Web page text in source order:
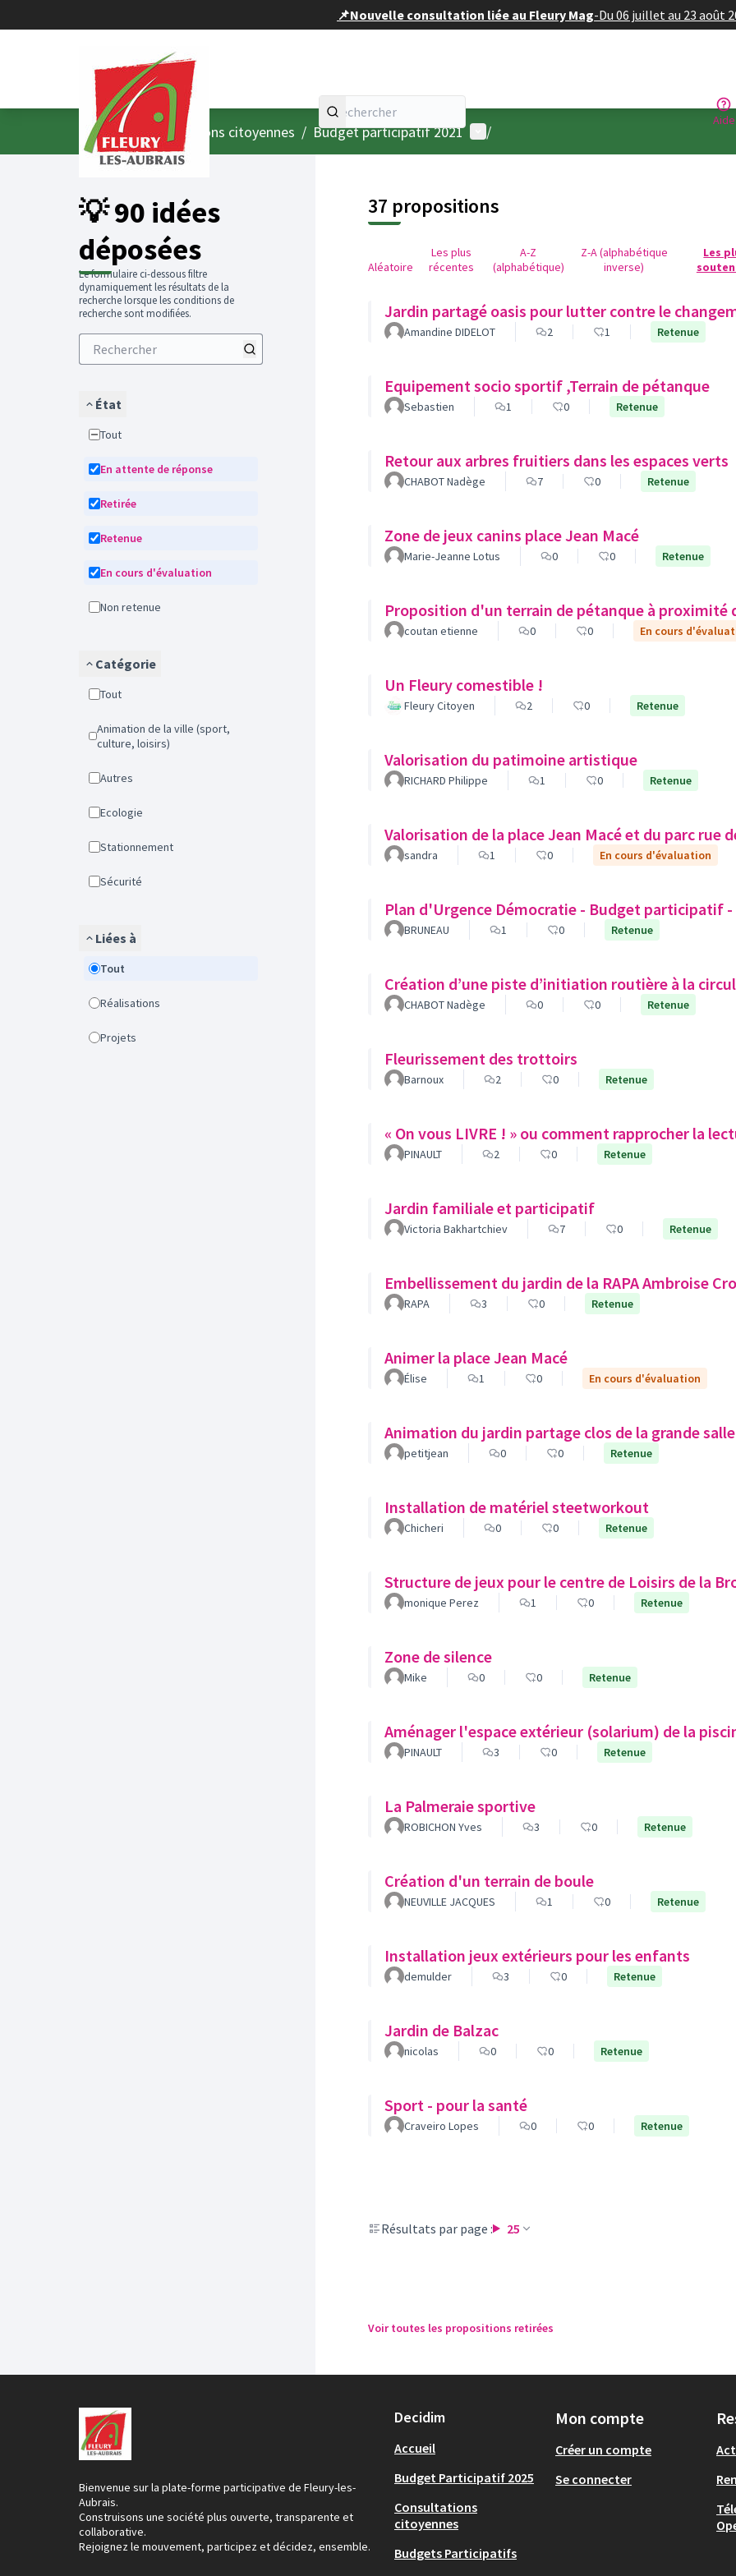
📌Nouvelle consultation liée au Fleury Mag-Du 06 juillet au 23 août
Aide
AccueilMenu principal
/ Consultations citoyennes / Budget participatif 2021 Menu utilisateur
/
💡 90 idées
déposées
Le formulaire ci-dessous filtre
dynamiquement les résultats de la
recherche lorsque les conditions de
recherche sont modifiées.
État
Tout
En attente de réponse
Retirée
Retenue
En cours d'évaluation
Non retenue
Catégorie
Tout
Animation de la ville (sport,
culture, loisirs)
Autres
Ecologie
Stationnement
Sécurité
Liées à
Tout
Réalisations
Projets
37 propositions
Aléatoire
Les plus
récentes
A-Z
(alphabétique)
Z-A (alphabétique
inverse)
Les
Jardin partagé oasis pour lutter contre le
Amandine DIDELOT 2 1 Retenue
Equipement socio sportif ,Terrain de pétanque
Sebastien 1 0 Retenue
Retour aux arbres fruitiers dans les espaces verts
CHABOT Nadège 7 0 Retenue
Zone de jeux canins place Jean Macé
Marie-Jeanne Lotus 0 0 Retenue
Proposition d'un terrain de pétanque à proximité
coutan etienne 0 0 En cours
Un Fleury comestible !
Fleury Citoyen 2 0 Retenue
Valorisation du patimoine artistique
RICHARD Philippe 1 0 Retenue
Valorisation de la place Jean Macé et du parc rue
sandra 1 0 En cours d'évaluation
Plan d'Urgence Démocratie - Budget participatif -
BRUNEAU 1 0 Retenue
Création d’une piste d’initiation routière à la
CHABOT Nadège 0 0 Retenue
Fleurissement des trottoirs
Barnoux 2 0 Retenue
« On vous LIVRE ! » ou comment rapprocher la
PINAULT 2 0 Retenue
Jardin familiale et participatif
Victoria Bakhartchiev 7 0 Retenue
Embellissement du jardin de la RAPA Ambroise
RAPA 3 0 Retenue
Animer la place Jean Macé
Élise 1 0 En cours d'évaluation
Animation du jardin partage clos de la grande salle
petitjean 0 0 Retenue
Installation de matériel steetworkout
Chicheri 0 0 Retenue
Structure de jeux pour le centre de Loisirs de la
monique Perez 1 0 Retenue
Zone de silence
Mike 0 0 Retenue
Aménager l'espace extérieur (solarium) de la
PINAULT 3 0 Retenue
La Palmeraie sportive
ROBICHON Yves 3 0 Retenue
Création d'un terrain de boule
NEUVILLE JACQUES 1 0 Retenue
Installation jeux extérieurs pour les enfants
demulder 3 0 Retenue
Jardin de Balzac
nicolas 0 0 Retenue
Sport - pour la santé
Craveiro Lopes 0 0 Retenue
Résultats par page : 25
Voir toutes les propositions retirées
Bienvenue sur la plate-forme participative de Fleury-les-
Aubrais.
Construisons une société plus ouverte, transparente et
collaborative.
Rejoignez le mouvement, participez et décidez, ensemble.
Decidim
Accueil
Budget Participatif 2025
Consultations
citoyennes
Budgets Participatifs
Mon compte
Créer un compte
Se connecter